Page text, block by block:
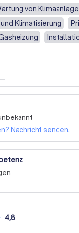
ist unser
dieser innovativen
und
So erkennen Sie
der Dämmung und
ermöglicht
zu
zu geben.
auf
für Fragen,
Lassen Sie
an und überzeugen
und unserem
Sie kennenzulernen!
von
Klimatisierung
Sonstige
Nachricht senden.
4,8